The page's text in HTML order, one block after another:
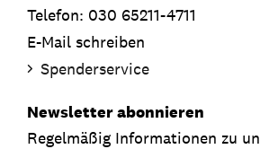
Telefon: 030 65211-4711
E-Mail schreiben
Spenderservice
Newsletter abonnieren
Regelmäßig Informationen zu